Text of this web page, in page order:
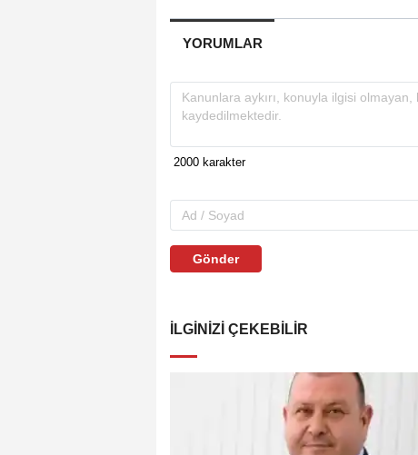
YORUMLAR
Gönder
İLGINIZI ÇEKEBILIR